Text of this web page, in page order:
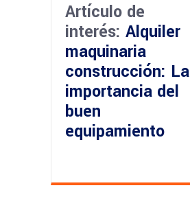
Artículo de
interés: Alquiler
maquinaria
construcción: La
importancia del
buen
equipamiento